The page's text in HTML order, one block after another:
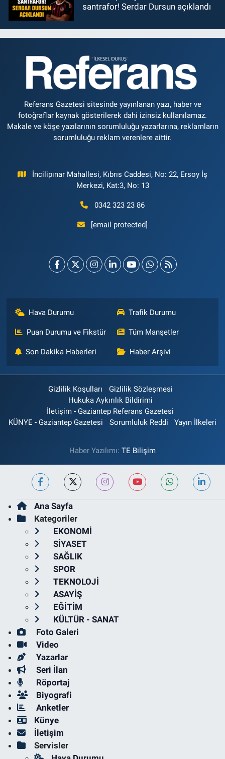
santrafor! Serdar Dursun açıklandı
Referans Gazetesi sitesinde yayınlanan yazı, haber ve
fotoğraflar kaynak gösterilerek dahi izinsiz kullanılamaz.
Makale ve köşe yazılarının sorumluluğu yazarlarına, reklamların
sorumluluğu reklam verenlere aittir.
İncilipınar Mahallesi, Kıbrıs Caddesi, No: 22, Ersoy İş
Merkezi, Kat:3, No: 13
0342 323 23 86
[email protected]
Hava Durumu Trafik Durumu
Puan Durumu ve Fikstür Tüm Manşetler
Son Dakika Haberleri Haber Arşivi
Gizlilik Koşulları
Gizlilik Sözleşmesi
Hukuka Aykırılık Bildirimi
İletişim - Gaziantep Referans Gazetesi
KÜNYE - Gaziantep Gazetesi
Sorumluluk Reddi Yayın İlkeleri
Haber Yazılımı: TE Bilişim
Ana Sayfa
Kategoriler
EKONOMİ
SİYASET
SAĞLIK
SPOR
TEKNOLOJİ
ASAYİŞ
EĞİTİM
KÜLTÜR - SANAT
Foto Galeri
Video
Yazarlar
Seri İlan
Röportaj
Biyografi
Anketler
Künye
İletişim
Servisler